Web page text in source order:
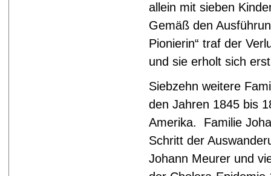
allein mit sieben
Gemäß den
Pionierin“ traf der
und sie erholt sich
Siebzehn weitere
den Jahren 1845 bis
Amerika. Familie
Schritt der
Johann Meurer und